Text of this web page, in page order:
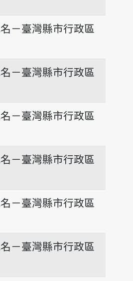
－臺灣縣市行政區
－臺灣縣市行政區
－臺灣縣市行政區
－臺灣縣市行政區
－臺灣縣市行政區
－臺灣縣市行政區